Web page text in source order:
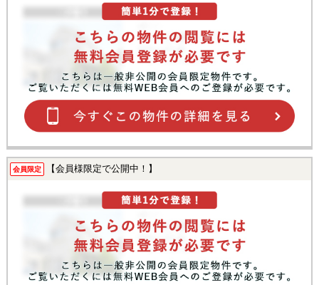
会員限定 【会員様限定で公開中！】